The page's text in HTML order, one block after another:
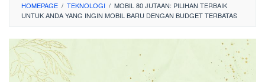
HOMEPAGE / TEKNOLOGI / MOBIL 80 JUTAAN: PILIHAN TERBAIK
UNTUK ANDA YANG INGIN MOBIL BARU DENGAN BUDGET TERBATAS